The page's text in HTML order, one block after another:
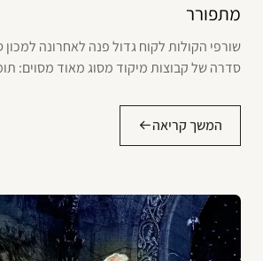
מתפורר
שורפי הקולות לקוח גדול פנה לאחרונה
סדרה של קבוצות מיקוד מסוג מאוד מסוים:
המשך קריאה